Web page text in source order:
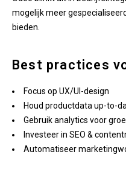
mogelijk meer
bieden.
Best practices
Focus op UX/UI-design
Houd productdata up-to-
Gebruik analytics voor
Investeer in SEO &
Automatiseer